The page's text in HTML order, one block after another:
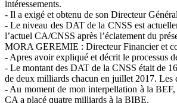
intéressements.
- Il a exigé et obtenu de son Directeur
- Le niveau des DAT de la CNSS est
l’actuel CA/CNSS après l’éclatement du
MORA GEREMIE : Directeur Financier et
- Apres avoir expliqué et décrit le processus
- Le montant des DAT de la CNSS était de
de deux milliards chacun en juillet 2017. Les
- Au moment de mon interpellation à la
CA a placé quatre milliards à la BIBE.